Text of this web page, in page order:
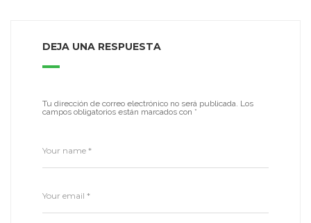
DEJA UNA RESPUESTA
Tu dirección de correo electrónico no será publicada. Los
campos obligatorios están marcados con *